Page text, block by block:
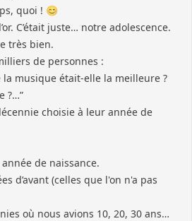
quoi ! 😊
C’était juste… notre adolescence.
très bien.
de personnes :
musique était-elle la meilleure ?
?…”
choisie à leur année de
de naissance.
d’avant (celles que l'on n'a pas
où nous avions 10, 20, 30 ans…